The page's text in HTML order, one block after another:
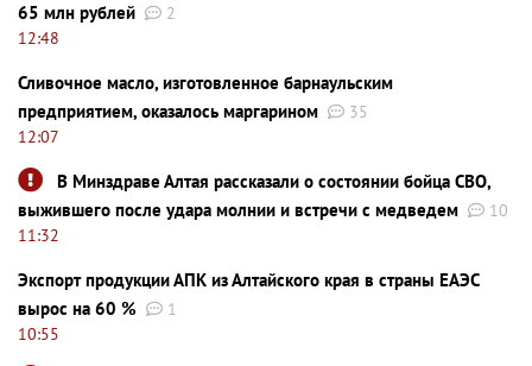
65 млн рублей
2
12:48
Сливочное масло, изготовленное барнаульским
предприятием, оказалось маргарином
35
12:07
В Минздраве Алтая рассказали о состоянии бойца СВО,
выжившего после удара молнии и встречи с медведем
10
11:32
Экспорт продукции АПК из Алтайского края в страны ЕАЭС
вырос на 60 %
1
10:55